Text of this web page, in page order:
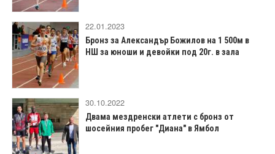
22.01.2023
Бронз за Александър Божилов на 1 500м в
НШ за юноши и девойки под 20г. в зала
30.10.2022
Двама мездренски атлети с бронз от
шосейния пробег "Диана" в Ямбол